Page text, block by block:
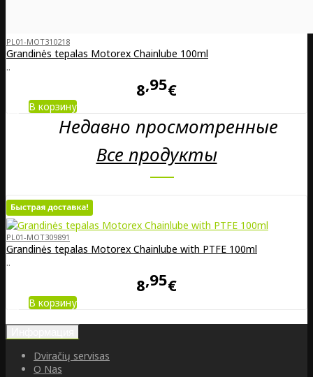
PL01-MOT310218
Grandinės tepalas Motorex Chainlube 100ml
..
8 95€
В корзину
Недавно просмотренные
Все продукты
PL01-MOT309891
Grandinės tepalas Motorex Chainlube with PTFE 100ml
..
8 95€
В корзину
Dviračių servisas
O Nas